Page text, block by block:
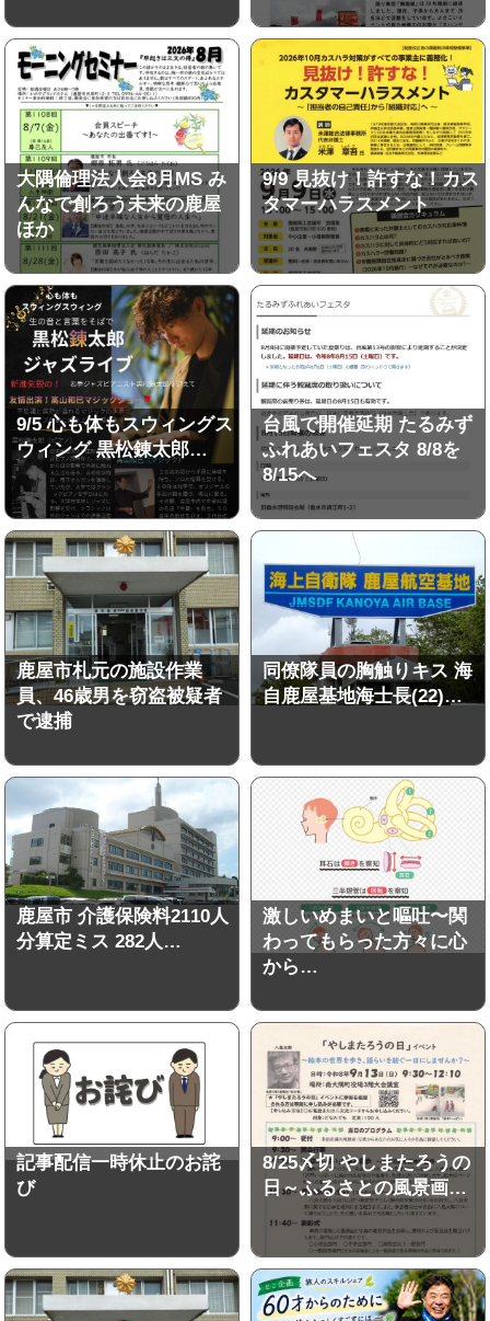
大隅倫理法人会8月MS み
んなで創ろう未来の鹿屋
ほか
9/9 見抜け！許すな！カス
タマーハラスメント
9/5 心も体もスウィングス
ウィング 黒松錬太郎…
台風で開催延期 たるみず
ふれあいフェスタ 8/8を
8/15へ
鹿屋市札元の施設作業
員、46歳男を窃盗被疑者
で逮捕
同僚隊員の胸触りキス 海
自鹿屋基地海士長(22)…
鹿屋市 介護保険料2110人
分算定ミス 282人…
激しいめまいと嘔吐〜関
わってもらった方々に心
から…
記事配信一時休止のお詫
び
8/25〆切 やしまたろうの
日～ふるさとの風景画…